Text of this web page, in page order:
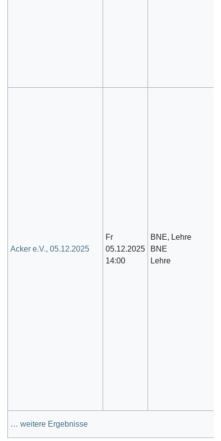
Acker e.V., 05.12.2025
Fr
05.12.2025
14:00
BNE, Lehre
BNE
Lehre
… weitere Ergebnisse